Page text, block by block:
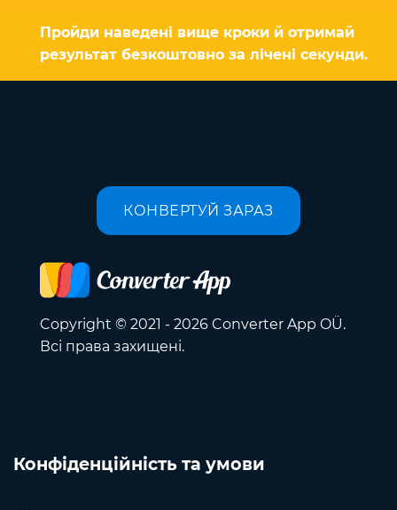
Пройди наведені вище кроки й отримай
результат безкоштовно за лічені секунди.
КОНВЕРТУЙ ЗАРАЗ
Copyright © 2021 - 2026 Converter App OÜ.
Всі права захищені.
Конфіденційність та умови